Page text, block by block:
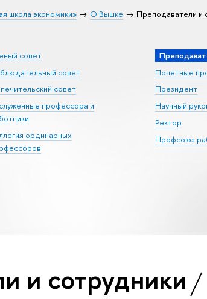
школа экономики» О Вышке Преподаватели и
совет
совет
совет
профессора и
ординарных
Почетные
Президент
Научный
Ректор
Профсоюз
и сотрудники